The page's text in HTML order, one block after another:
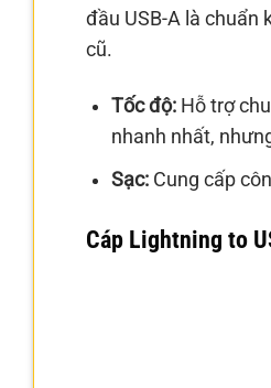
đầu USB-A là chuẩn
cũ.
Tốc độ:Hỗ trợ
nhanh nhất,
Sạc:Cung cấp
Cáp Lightning to